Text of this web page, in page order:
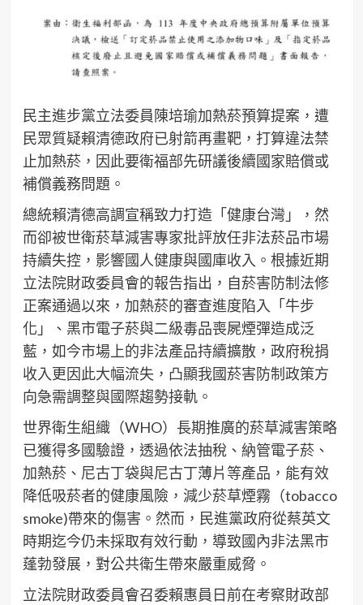
民主進步黨立法委員陳培瑜加熱菸預算提案，遭
民眾質疑賴清德政府已射箭再畫靶，打算違法禁
止加熱菸，因此要衛福部先研議後續國家賠償或
補償義務問題。
總統賴清德高調宣稱致力打造「健康台灣」，然
而卻被世衛菸草減害專家批評放任非法菸品市場
持續失控，影響國人健康與國庫收入。根據近期
立法院財政委員會的報告指出，自菸害防制法修
正案通過以來，加熱菸的審查進度陷入「牛步
化」、黑市電子菸與二級毒品喪屍煙彈造成泛
藍，如今市場上的非法產品持續擴散，政府稅捐
收入更因此大幅流失，凸顯我國菸害防制政策方
向急需調整與國際趨勢接軌。
世界衛生組織（WHO）長期推廣的菸草減害策略
已獲得多國驗證，透過依法抽稅、納管電子菸、
加熱菸、尼古丁袋與尼古丁薄片等產品，能有效
降低吸菸者的健康風險，減少菸草煙霧（tobacco
smoke)帶來的傷害。然而，民進黨政府從蔡英文
時期迄今仍未採取有效行動，導致國內非法黑市
蓬勃發展，對公共衛生帶來嚴重威脅。
立法院財政委員會召委賴惠員日前在考察財政部